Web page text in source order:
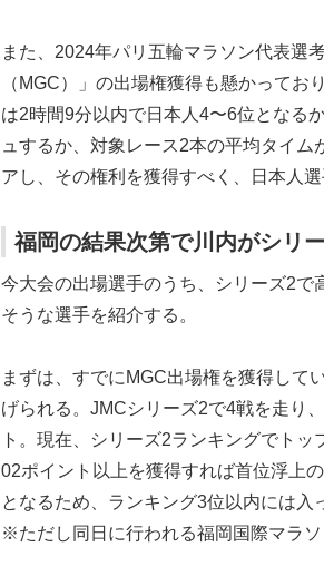
また、2024年パリ五輪マラソン代表選
（MGC）」の出場権獲得も懸かってお
は2時間9分以内で日本人4〜6位となる
ュするか、対象レース2本の平均タイ
アし、その権利を獲得すべく、日本人
福岡の結果次第で川内がシリ
今大会の出場選手のうち、シリーズ2で
そうな選手を紹介する。
まずは、すでにMGC出場権を獲得して
げられる。JMCシリーズ2で4戦を走り
ト。現在、シリーズ2ランキングでト
02ポイント以上を獲得すれば首位浮上
となるため、ランキング3位以内には入
※ただし同日に行われる福岡国際マラ